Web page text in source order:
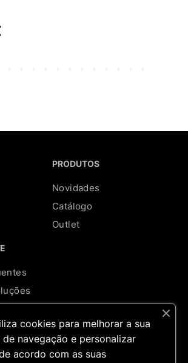
PRODUTOS
Novidades
Catálogo
Outlet
REDES SOCIAIS
cookies para melhorar a sua
navegação e personalizar
acordo com as suas